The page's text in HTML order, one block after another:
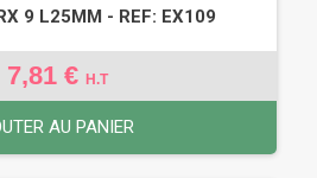
9 L25MM - REF: EX109
7,81 € H.T
AU PANIER